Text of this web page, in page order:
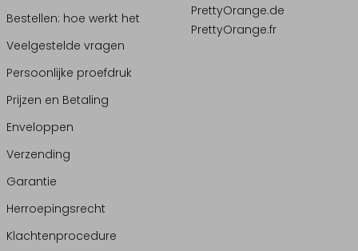
Bestellen: hoe werkt het
Veelgestelde vragen
Persoonlijke proefdruk
Prijzen en Betaling
Enveloppen
Verzending
Garantie
Herroepingsrecht
Klachtenprocedure
PrettyOrange.de
PrettyOrange.fr